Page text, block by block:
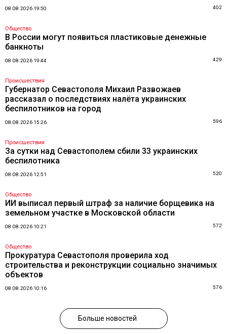
08.08.2026 19:50 402
Общество
В России могут появиться пластиковые денежные
банкноты
08.08.2026 19:44 429
Происшествия
Губернатор Севастополя Михаил Развожаев
рассказал о последствиях налёта украинских
беспилотников на город
08.08.2026 15:26 596
Происшествия
За сутки над Севастополем сбили 33 украинских
беспилотника
08.08.2026 12:51 520
Общество
ИИ выписал первый штраф за наличие борщевика на
земельном участке в Московской области
08.08.2026 10:21 572
Общество
Прокуратура Севастополя проверила ход
строительства и реконструкции социально значимых
объектов
08.08.2026 10:16 576
Больше новостей